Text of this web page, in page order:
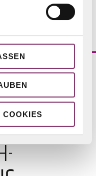
COOKIES